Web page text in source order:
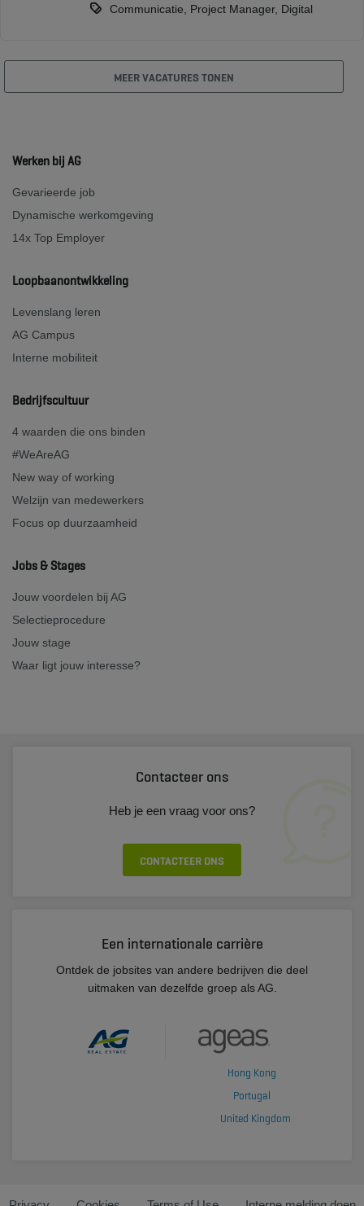
Communicatie, Project Manager, Digital
MEER VACATURES TONEN
Werken bij AG
Gevarieerde job
Dynamische werkomgeving
14x Top Employer
Loopbaanontwikkeling
Levenslang leren
AG Campus
Interne mobiliteit
Bedrijfscultuur
4 waarden die ons binden
#WeAreAG
New way of working
Welzijn van medewerkers
Focus op duurzaamheid
Jobs & Stages
Jouw voordelen bij AG
Selectieprocedure
Jouw stage
Waar ligt jouw interesse?
Contacteer ons
Heb je een vraag voor ons?
CONTACTEER ONS
Een internationale carrière
Ontdek de jobsites van andere bedrijven die deel
uitmaken van dezelfde groep als AG.
Hong Kong
Portugal
United Kingdom